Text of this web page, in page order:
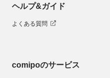
ヘルプ&ガイド
よくある質問
comipoのサービス